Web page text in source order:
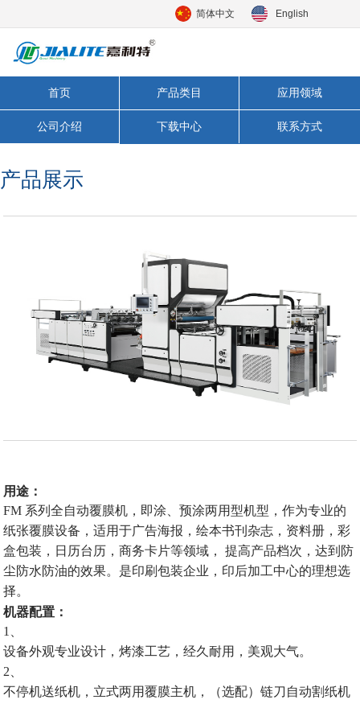
简体中文 English
首页 产品类目 应用领域
公司介绍 下载中心 联系方式
产品展示
用途：
FM 系列全自动覆膜机，即涂、预涂两用型机型，作为专业的
纸张覆膜设备，适用于广告海报，绘本书刊杂志，资料册，彩
盒包装，日历台历，商务卡片等领域，
提高产品档次，达到防
尘防水防油的效果。是印刷包装企业，印后加工中心的理想选
择。
机器配置：
1、
设备外观专业设计，烤漆工艺，经久耐用，美观大气。
2、
不停机送纸机，立式两用覆膜主机，（选配）链刀自动割纸机